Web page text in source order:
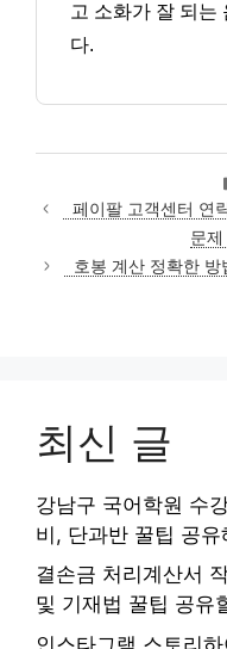
고 소화가 잘 되는
다.
페이팔 고객센터 연
문
호봉 계산 정확한
최신 글
강남구 국어학원 수
비, 단과반 꿀팁 공유
결손금 처리계산서
및 기재법 꿀팁 공유
인스타그램 스토리